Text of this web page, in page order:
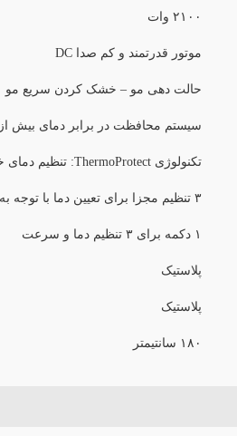
۲۱۰۰ وات
موتور قدرتمند و کم صدا DC
حالت دهی مو – خشک کردن سریع مو
سیستم محافظت در برابر دمای بیش
تکنولوژی ThermoProtect: تنظیم دمای خودکار و جلوگیری از داغ شدن بیش از حد دستگاه
۳ تنظیم مجزا برای تعیین دما با توجه به نوع مو
۱ دکمه برای ۳ تنظیم دما و سرعت
پلاستیک
پلاستیک
۱۸۰ سانتیمتر